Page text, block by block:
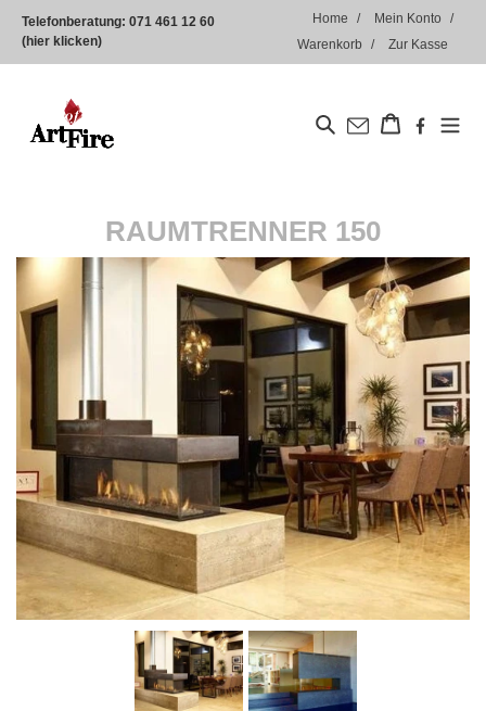
zum
Telefonberatung: 071 461 12 60
(hier klicken)
Home
Mein Konto
Warenkorb
Zur Kasse
Suchen Warenkorb
RAUMTRENNER 150